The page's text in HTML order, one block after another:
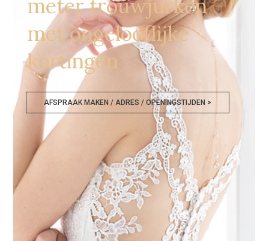
meter trouwjurken
met ongelooflijke
kortingen
AFSPRAAK MAKEN / ADRES / OPENINGSTIJDEN >
Bruidskledij Outlet Luxemburg